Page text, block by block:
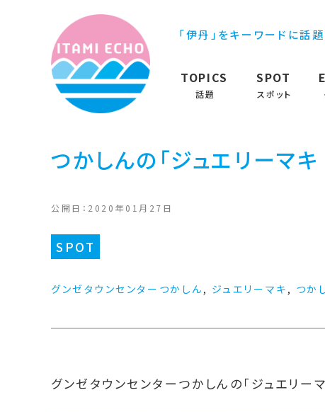
「伊丹」をキーワードに話
TOPICS
話題
SPOT
スポット
つかしんの「ジュエリーマ
公開日：2020年01月27日
SPOT
グンゼタウンセンターつかしん , ジュエリーマキ , つか
グンゼタウンセンターつかしんの「ジュエリ